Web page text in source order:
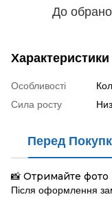
До
Характеристики
Особливості
Сила росту
Перед
📸 Отримайте
Після оформлення